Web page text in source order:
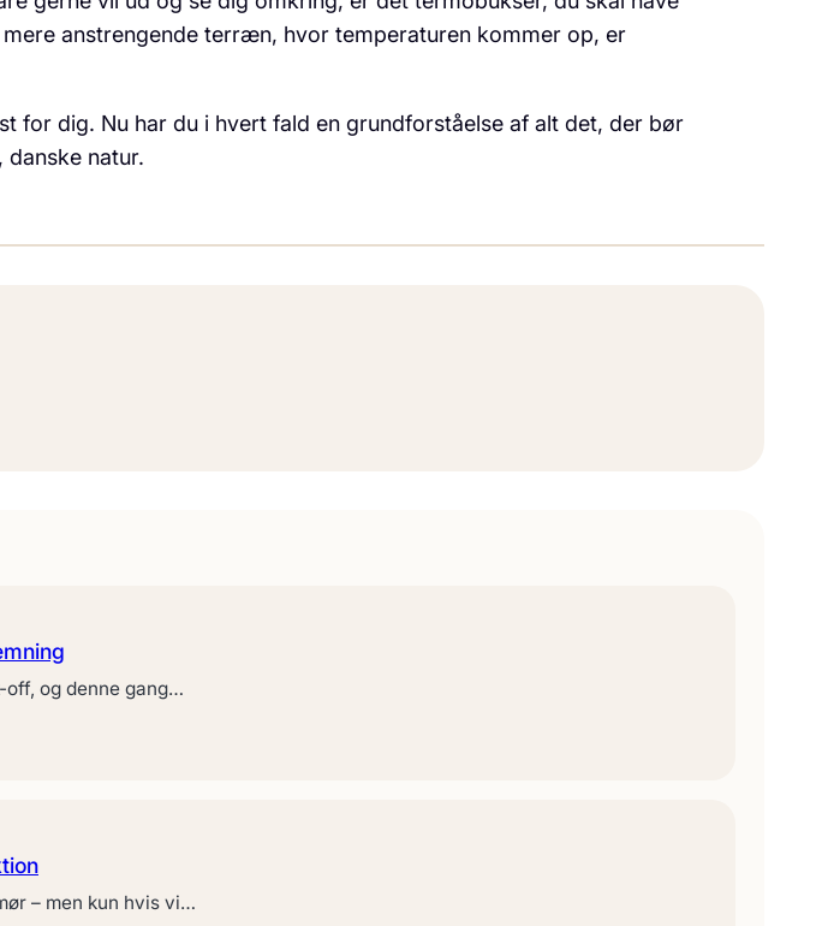
anstrengende terræn, hvor temperaturen kommer op, er
dig. Nu har du i hvert fald en grundforståelse af alt det, der bør
natur.
off, og denne gang…
– men kun hvis vi…